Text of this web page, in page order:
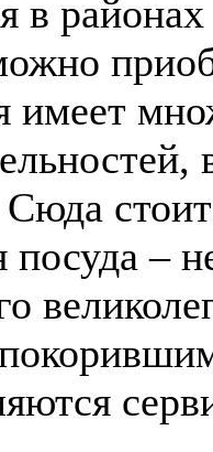
в
имеет
–